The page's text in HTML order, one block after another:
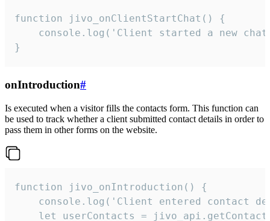
function jivo_onClientStartChat() {
console.log('Client started a new
}
onIntroduction#
Is executed when a visitor fills the contacts form. This function can
be used to track whether a client submitted contact details in order to
pass them in other forms on the website.
function jivo_onIntroduction() {
console.log('Client entered contact
let userContacts =